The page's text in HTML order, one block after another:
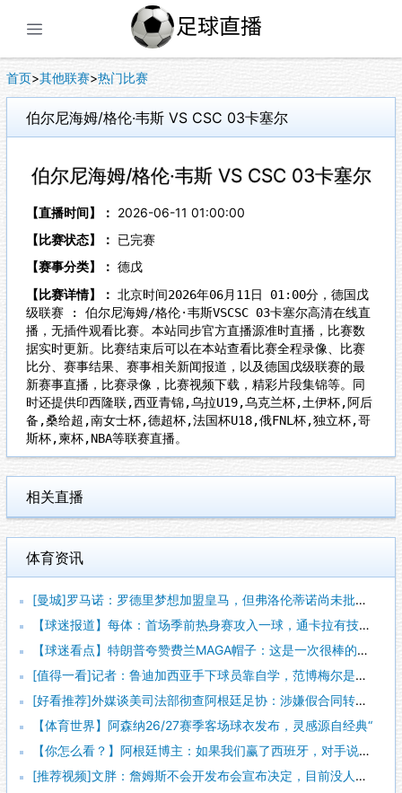
首页>其他联赛>热门比赛
伯尔尼海姆/格伦·韦斯 VS CSC 03卡塞尔
伯尔尼海姆/格伦·韦斯 VS CSC 03卡塞尔
【直播时间】： 2026-06-11 01:00:00
【比赛状态】：
已完赛
【赛事分类】： 德戊
【比赛详情】： 北京时间2026年06月11日 01:00分，德国戊
级联赛 : 伯尔尼海姆/格伦·韦斯VSCSC 03卡塞尔高清在线直
播，无插件观看比赛。本站同步官方直播源准时直播，比赛数
据实时更新。比赛结束后可以在本站查看比赛全程录像、比赛
比分、赛事结果、赛事相关新闻报道，以及德国戊级联赛的最
新赛事直播，比赛录像，比赛视频下载，精彩片段集锦等。同
时还提供印西隆联,西亚青锦,乌拉U19,乌克兰杯,土伊杯,阿后
备,桑给超,南女士杯,德超杯,法国杯U18,俄FNL杯,独立杯,哥
斯杯,柬杯,NBA等联赛直播。
相关直播
体育资讯
[曼城]罗马诺：罗德里梦想加盟皇马，但弗洛伦蒂诺尚未批准引进
【球迷报道】每体：首场季前热身赛攻入一球，通卡拉有技术有身体
【球迷看点】特朗普夸赞费兰MAGA帽子：这是一次很棒的致敬，
[值得一看]记者：鲁迪加西亚手下球员靠自学，范博梅尔是更年轻
[好看推荐]外媒谈美司法部彻查阿根廷足协：涉嫌假合同转移资金
【体育世界】阿森纳26/27赛季客场球衣发布，灵感源自经典“
【你怎么看？】阿根廷博主：如果我们赢了西班牙，对手说故意放水
[推荐视频]文胖：詹姆斯不会开发布会宣布决定，目前没人知道他